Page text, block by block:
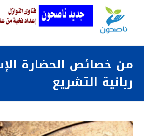
من خصائص الحضارة
ربانية التشريع